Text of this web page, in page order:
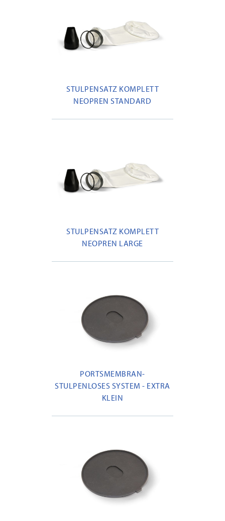
STULPENSATZ KOMPLETT
NEOPREN STANDARD
STULPENSATZ KOMPLETT
NEOPREN LARGE
PORTSMEMBRAN-
STULPENLOSES SYSTEM - EXTRA
KLEIN